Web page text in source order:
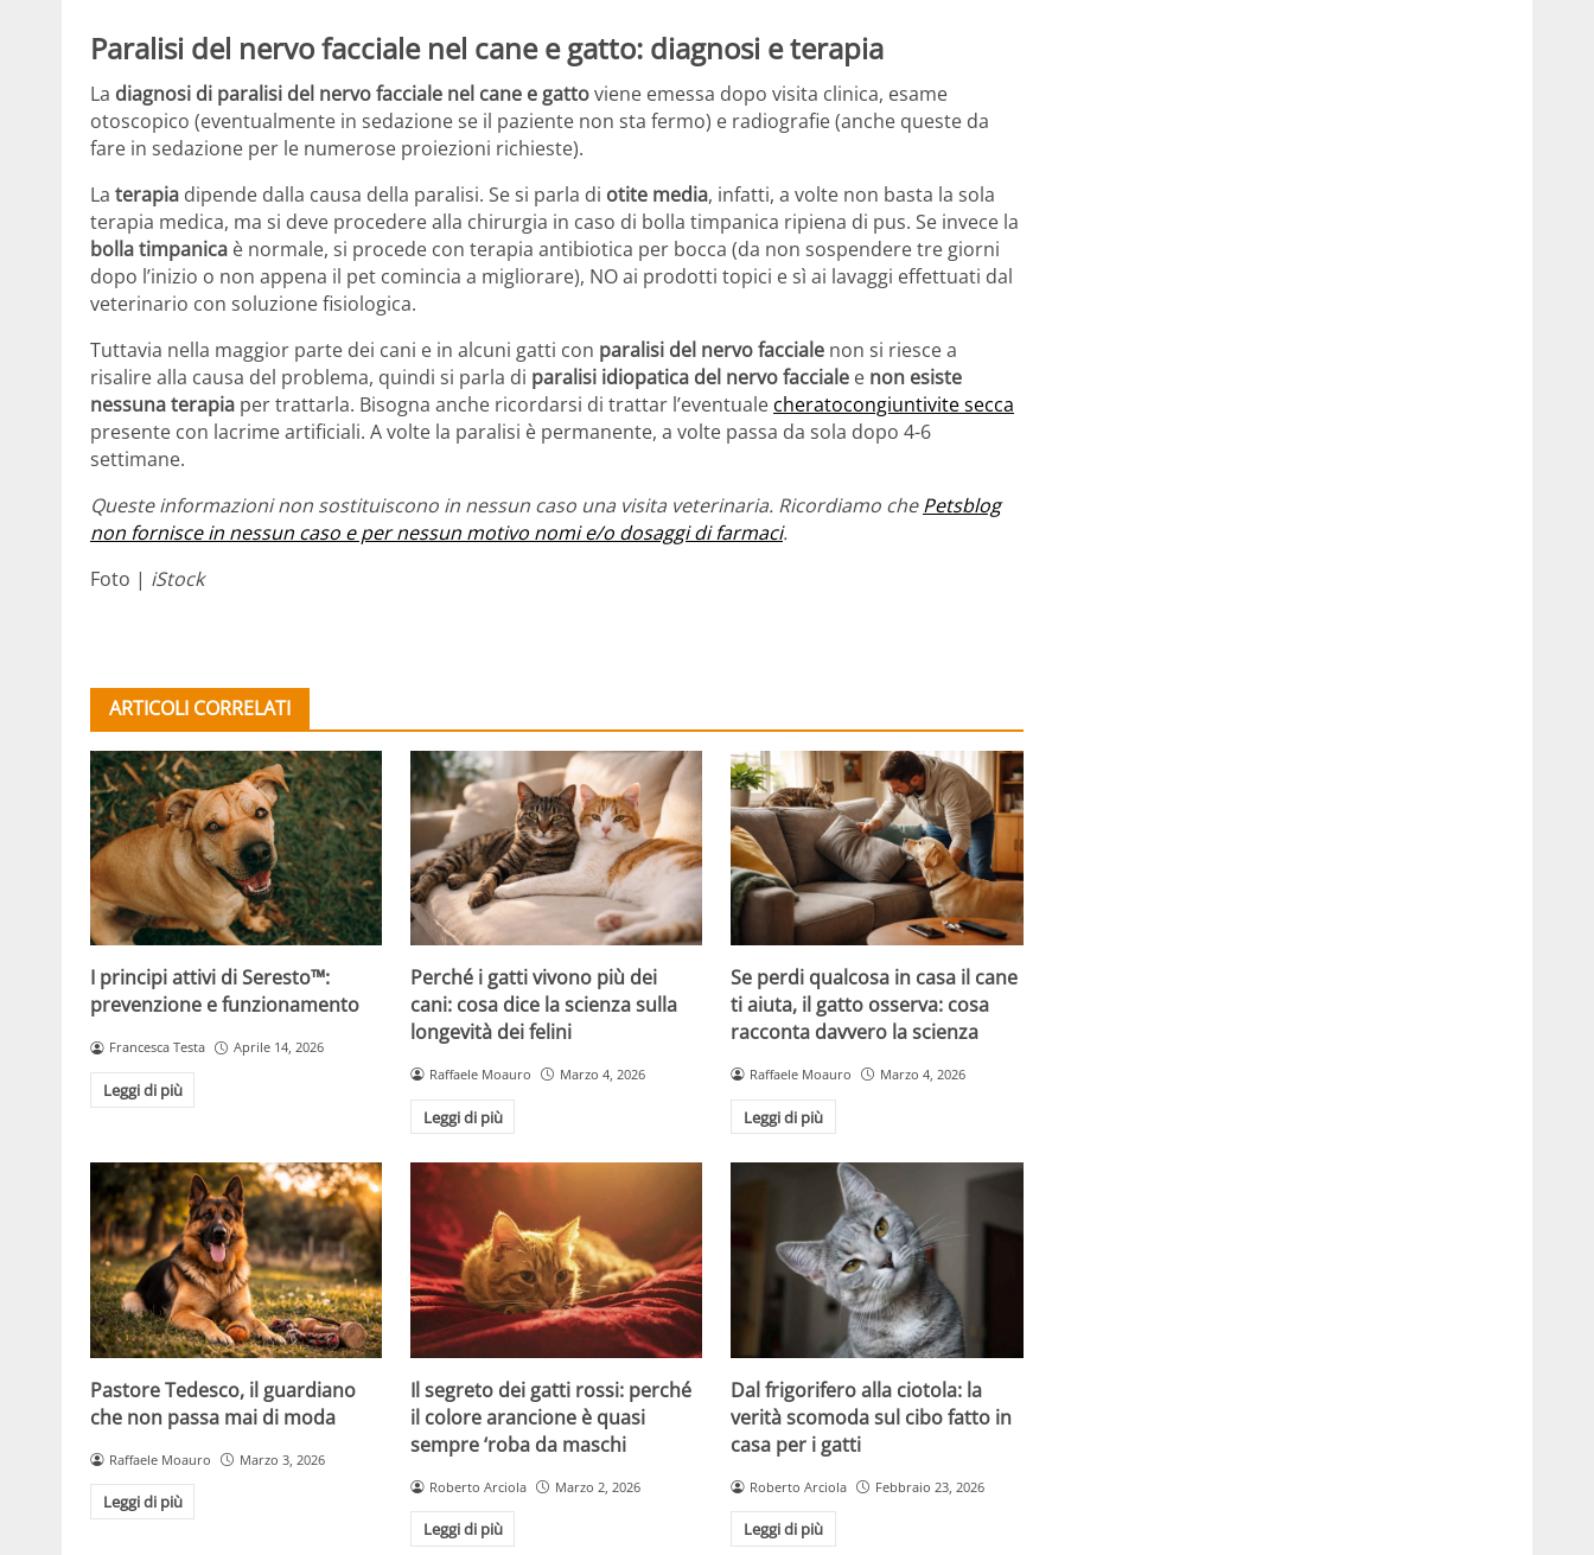
Paralisi del nervo facciale nel cane e gatto: diagnosi e terapia
La diagnosi di paralisi del nervo facciale nel cane e gattoviene emessa dopo visita clinica, esame
otoscopico (eventualmente in sedazione se il paziente non sta fermo) e radiografie (anche queste da
fare in sedazione per le numerose proiezioni richieste).
La terapia dipende dalla causa della paralisi. Se si parla di otite media, infatti, a volte non basta la sola
terapia medica, ma si deve procedere alla chirurgia in caso di bolla timpanica ripiena di pus. Se invece la
bolla timpanica è normale, si procede con terapia antibiotica per bocca (da non sospendere tre giorni
dopo l’inizio o non appena il pet comincia a migliorare), NO ai prodotti topici e sì ai lavaggi effettuati dal
veterinario con soluzione fisiologica.
Tuttavia nella maggior parte dei cani e in alcuni gatti con paralisi del nervo facciale non si riesce a
risalire alla causa del problema, quindi si parla di paralisi idiopatica del nervo facciale e non esiste
nessuna terapia per trattarla. Bisogna anche ricordarsi di trattar l’eventuale cheratocongiuntivite secca
presente con lacrime artificiali. A volte la paralisi è permanente, a volte passa da sola dopo 4-6
settimane.
Queste informazioni non sostituiscono in nessun caso una visita veterinaria. Ricordiamo chePetsblog
non fornisce in nessun caso e per nessun motivo nomi e/o dosaggi di farmaci.
Foto | iStock
ARTICOLI CORRELATI
I principi attivi di Seresto™:
prevenzione e funzionamento
Francesca Testa Aprile 14, 2026
Leggi di più
Perché i gatti vivono più dei
cani: cosa dice la scienza sulla
longevità dei felini
Raffaele Moauro Marzo 4, 2026
Leggi di più
Se perdi qualcosa in casa il cane
ti aiuta, il gatto osserva: cosa
racconta davvero la scienza
Raffaele Moauro Marzo 4, 2026
Leggi di più
Pastore Tedesco, il guardiano
che non passa mai di moda
Raffaele Moauro Marzo 3, 2026
Leggi di più
Il segreto dei gatti rossi: perché
il colore arancione è quasi
sempre ‘roba da maschi
Roberto Arciola Marzo 2, 2026
Leggi di più
Dal frigorifero alla ciotola: la
verità scomoda sul cibo fatto in
casa per i gatti
Roberto Arciola Febbraio 23, 2026
Leggi di più